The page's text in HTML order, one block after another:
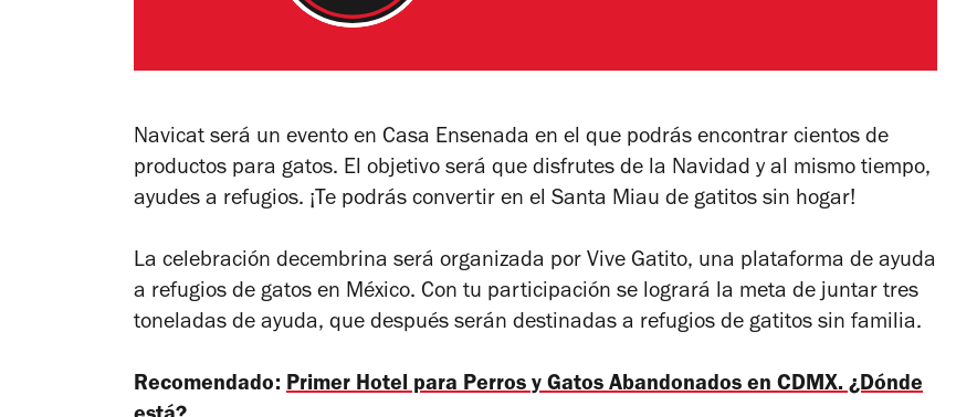
Navicat será un evento en Casa Ensenada en el que podrás encontrar cientos de
productos para gatos. El objetivo será que disfrutes de la Navidad y al mismo tiempo,
ayudes a refugios. ¡Te podrás convertir en el Santa Miau de gatitos sin hogar!
La celebración decembrina será organizada por Vive Gatito, una plataforma de ayuda
a refugios de gatos en México. Con tu participación se logrará la meta de juntar tres
toneladas de ayuda, que después serán destinadas a refugios de gatitos sin familia.
Recomendado: Primer Hotel para Perros y Gatos Abandonados en CDMX. ¿Dónde